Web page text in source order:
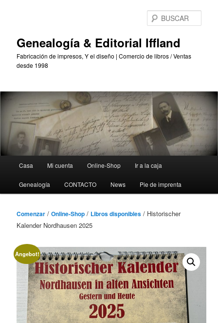
Genealogía & Editorial Iffland
Fabricación de impresos, Y el diseño | Comercio de libros / Ventas
desde 1998
Casa Mi cuenta Online-Shop Ir a la caja
Genealogía CONTACTO News Pie de imprenta
Comenzar /Online-Shop / Libros disponibles / Historischer
Kalender Nordhausen 2025
Angebot!